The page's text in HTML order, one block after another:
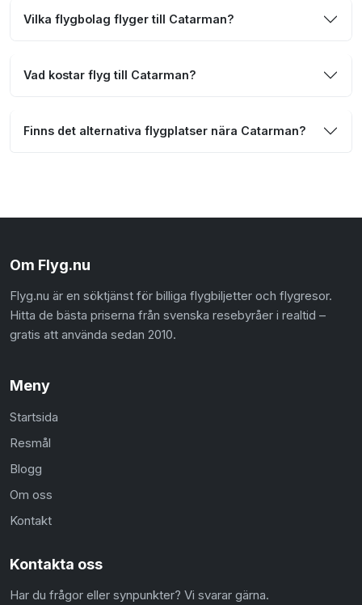
Vilka flygbolag flyger till Catarman?
Vad kostar flyg till Catarman?
Finns det alternativa flygplatser nära Catarman?
Om Flyg.nu
Flyg.nu är en söktjänst för billiga flygbiljetter och flygresor.
Hitta de bästa priserna från svenska resebyråer i realtid –
gratis att använda sedan 2010.
Meny
Startsida
Resmål
Blogg
Om oss
Kontakt
Kontakta oss
Har du frågor eller synpunkter? Vi svarar gärna.